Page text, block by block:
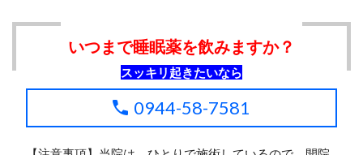
いつまで睡眠薬を飲みますか？
スッキリ起きたいなら
0944-58-7581